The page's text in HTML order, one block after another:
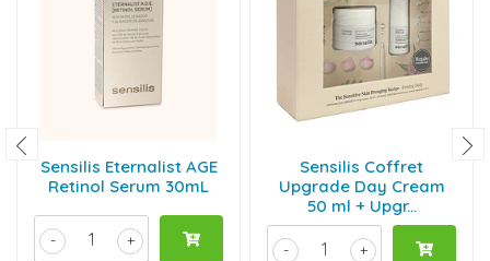
Sensilis Eternalist AGE
Retinol Serum 30mL
+
-
Sensilis Coffret
Upgrade Day Cream
50 ml + Upgr...
+
-